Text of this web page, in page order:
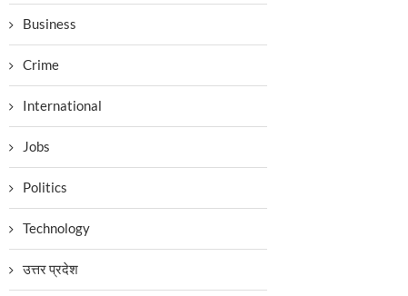
Business
Crime
International
Jobs
Politics
Technology
उत्तर प्रदेश